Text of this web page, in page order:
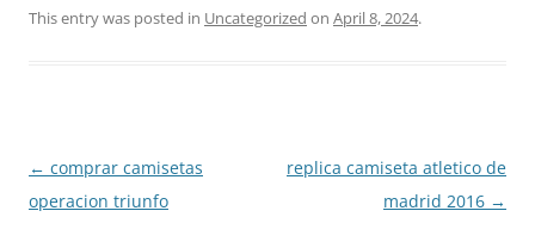
This entry was posted in Uncategorized on April 8, 2024.
Post
navigation
← comprar camisetas
operacion triunfo
replica camiseta atletico de
madrid 2016 →